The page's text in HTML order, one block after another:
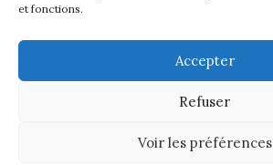
et fonctions.
Accepter
Refuser
Voir les préférences